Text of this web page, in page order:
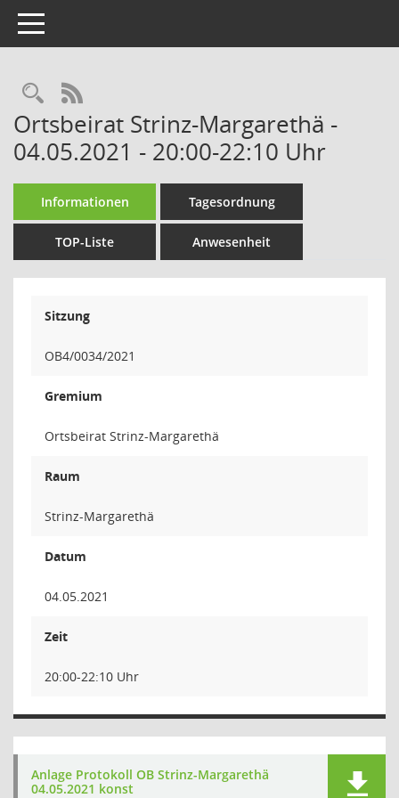
Toggle navigation
Rechercheauswahl
RSS-Feed
Ortsbeirat Strinz-Margarethä -
04.05.2021 - 20:00-22:10 Uhr
Informationen Tagesordnung
TOP-Liste Anwesenheit
Sitzung
OB4/0034/2021
Gremium
Ortsbeirat Strinz-Margarethä
Raum
Strinz-Margarethä
Datum
04.05.2021
Zeit
20:00-22:10 Uhr
Anlage Protokoll OB Strinz-Margarethä
04.05.2021 konst